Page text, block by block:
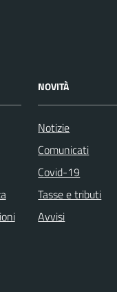
NOVITÀ
Notizie
Comunicati
Covid-19
Tasse e tributi
Avvisi